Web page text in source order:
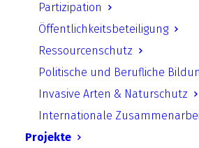
Partizipation
Öffentlichkeitsbeteiligung
Ressourcenschutz
Politische und Berufliche
Invasive Arten & Naturschutz
Internationale
Projekte
Starke Zivilgesellschaft und
stehen im Wechselverhältnis
Sind die natürlichen
Lebensgrundlage mehr und
beeinträchtigt, erhöht dies
(Ressourcen-)Konflikten[i].
sorgt die sich verschärfende